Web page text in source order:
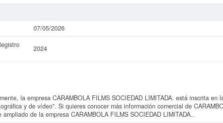
07/05/2026
2024
la empresa CARAMBOLA FILMS SOCIEDAD LIMITADA. está inscrita en
y de vídeo". Si quieres conocer más información comercial de
de la empresa CARAMBOLA FILMS SOCIEDAD LIMITADA..